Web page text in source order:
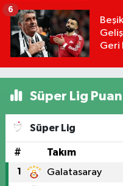
Geri
6
Süper Lig
Süper Lig
# Takım
1 Galatasaray